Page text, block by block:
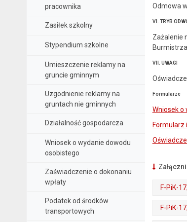
pracownika
Zasiłek szkolny
Stypendium szkolne
Umieszczenie reklamy na
gruncie gminnym
Uzgodnienie reklamy na
gruntach nie gminnych
Działalność gospodarcza
Wniosek o wydanie dowodu
osobistego
Zaświadczenie o dokonaniu
wpłaty
Podatek od środków
transportowych
Odmowa
VI. TRYB
Zażalenie
VII. UWAGI
Formularze
Wniosek o
Formularz
F-PiK-
F-PiK-